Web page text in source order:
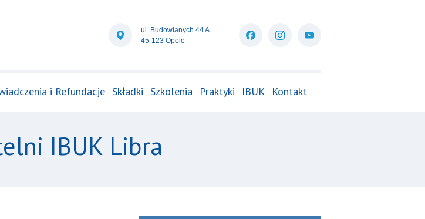
ul. Budowlanych 44 A
45-123 Opole
i Refundacje Składki Szkolenia Praktyki IBUK Kontakt
IBUK Libra